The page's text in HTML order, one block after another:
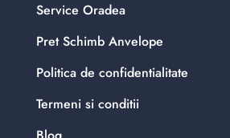
Service Oradea
Pret Schimb Anvelope
Politica de confidentialitate
Termeni si conditii